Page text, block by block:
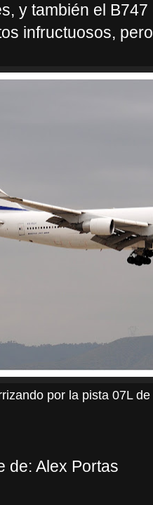
y también el
infructuosos,
por la pista 07L
de: Alex Portas